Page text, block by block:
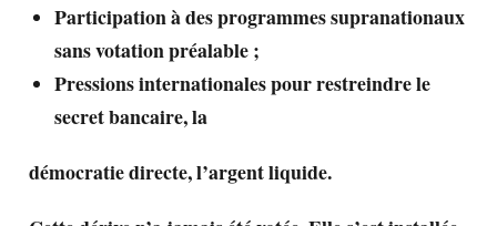
Participation à des programmes supranationaux
sans votation préalable ;
Pressions internationales pour restreindre le
secret bancaire, la
démocratie directe, l’argent liquide.